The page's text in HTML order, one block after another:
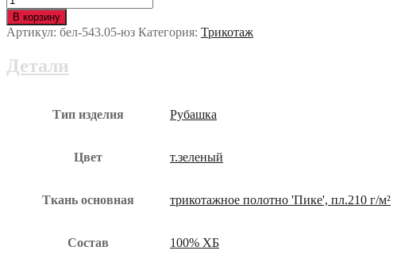
Рубашка
ПОЛО
зеленая
юз
В корзину
Артикул: бел-543.05-юз Категория: Трикотаж
Детали
Тип изделия Рубашка
Цвет т.зеленый
Ткань основная трикотажное полотно 'Пике', пл.210 г/м²
Состав 100% ХБ